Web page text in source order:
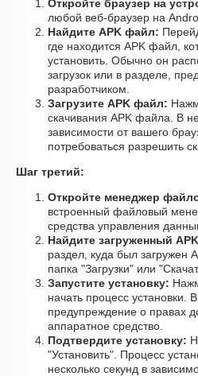
Откройте браузер на
любой веб-браузер на
Найдите APK файл:
где находится APK файл,
установить. Обычно он
загрузок или в разделе,
разработчиком.
Загрузите APK файл:
скачивания APK файла. В
зависимости от вашего
потребоваться разрешить
Шаг третий:
Откройте менеджер
встроенный файловый
средства управления
Найдите загруженный
раздел, куда был загружен
папка "Загрузки" или
Запустите установку:
начать процесс установки.
предупреждение о правах
аппаратное средство.
Подтвердите установку:
"Установить". Процесс
несколько секунд в